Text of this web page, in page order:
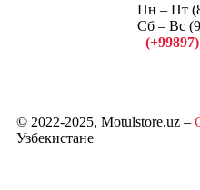
Пн – Пт
Сб – Вс
© 2022-2025, Motulstore.uz –
Узбекистане